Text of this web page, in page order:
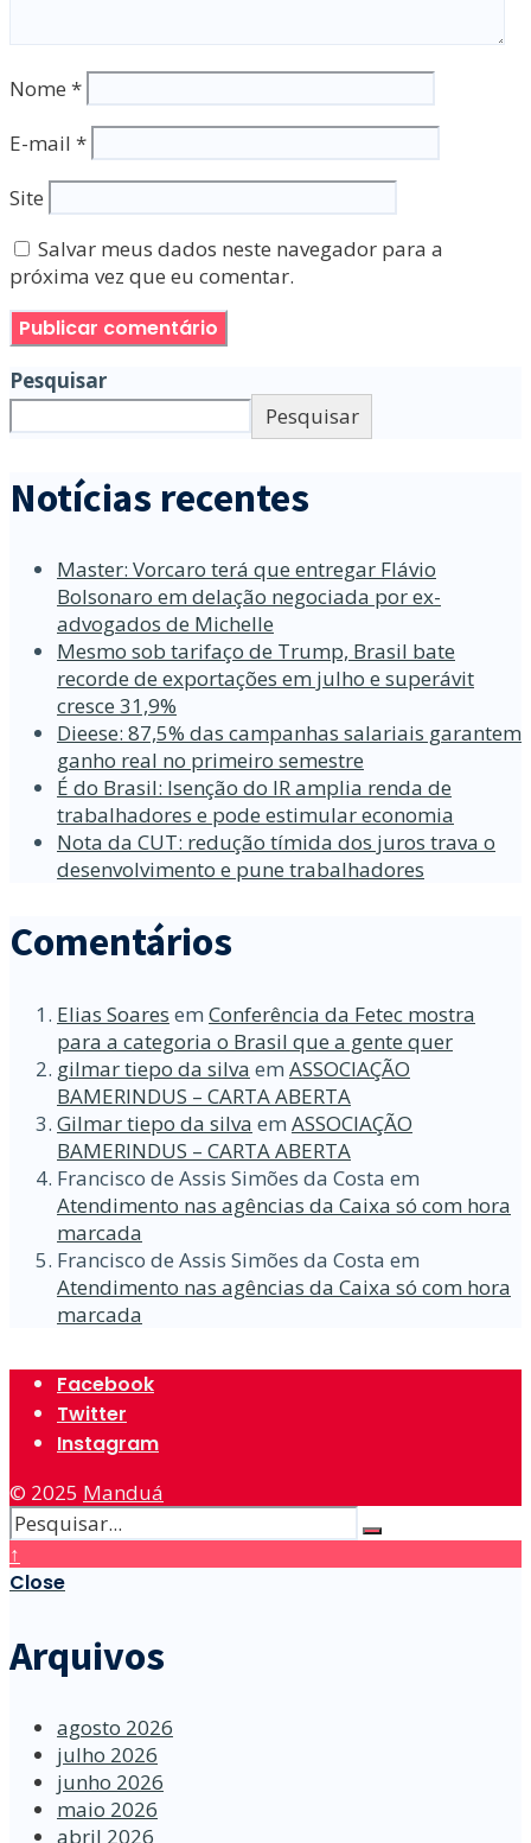
Nome *
E-mail *
Site
Salvar meus dados neste navegador para a
próxima vez que eu comentar.
Pesquisar
Pesquisar
Notícias recentes
Master: Vorcaro terá que entregar Flávio
Bolsonaro em delação negociada por ex-
advogados de Michelle
Mesmo sob tarifaço de Trump, Brasil bate
recorde de exportações em julho e superávit
cresce 31,9%
Dieese: 87,5% das campanhas salariais garantem
ganho real no primeiro semestre
É do Brasil: Isenção do IR amplia renda de
trabalhadores e pode estimular economia
Nota da CUT: redução tímida dos juros trava o
desenvolvimento e pune trabalhadores
Comentários
Elias Soares em Conferência da Fetec mostra
para a categoria o Brasil que a gente quer
gilmar tiepo da silva em ASSOCIAÇÃO
BAMERINDUS – CARTA ABERTA
Gilmar tiepo da silva em ASSOCIAÇÃO
BAMERINDUS – CARTA ABERTA
Francisco de Assis Simões da Costa em
Atendimento nas agências da Caixa só com hora
marcada
Francisco de Assis Simões da Costa em
Atendimento nas agências da Caixa só com hora
marcada
Facebook
Twitter
Instagram
© 2025 Manduá
↑
Close
Arquivos
agosto 2026
julho 2026
junho 2026
maio 2026
abril 2026